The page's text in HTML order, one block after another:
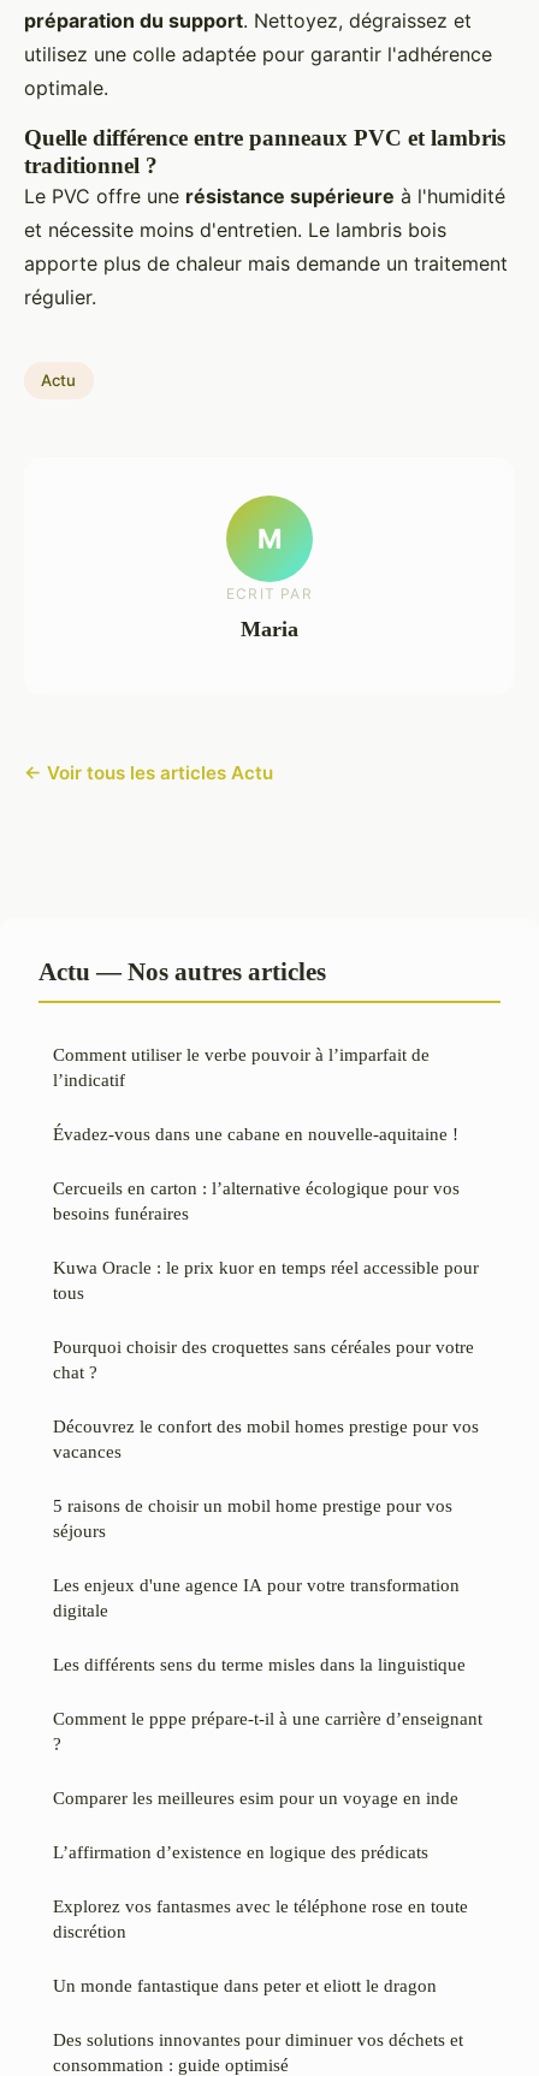
préparation du support. Nettoyez, dégraissez et
utilisez une colle adaptée pour garantir l'adhérence
optimale.
Quelle différence entre panneaux PVC et lambris
traditionnel ?
Le PVC offre une résistance supérieure à l'humidité
et nécessite moins d'entretien. Le lambris bois
apporte plus de chaleur mais demande un traitement
régulier.
Actu
M
ECRIT PAR
Maria
← Voir tous les articles Actu
Actu — Nos autres articles
Comment utiliser le verbe pouvoir à l’imparfait de
l’indicatif
Évadez-vous dans une cabane en nouvelle-aquitaine !
Cercueils en carton : l’alternative écologique pour vos
besoins funéraires
Kuwa Oracle : le prix kuor en temps réel accessible pour
tous
Pourquoi choisir des croquettes sans céréales pour votre
chat ?
Découvrez le confort des mobil homes prestige pour vos
vacances
5 raisons de choisir un mobil home prestige pour vos
séjours
Les enjeux d'une agence IA pour votre transformation
digitale
Les différents sens du terme misles dans la linguistique
Comment le pppe prépare-t-il à une carrière d’enseignant
?
Comparer les meilleures esim pour un voyage en inde
L’affirmation d’existence en logique des prédicats
Explorez vos fantasmes avec le téléphone rose en toute
discrétion
Un monde fantastique dans peter et eliott le dragon
Des solutions innovantes pour diminuer vos déchets et
consommation : guide optimisé